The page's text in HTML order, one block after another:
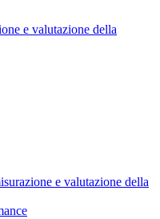
e valutazione della
e valutazione della